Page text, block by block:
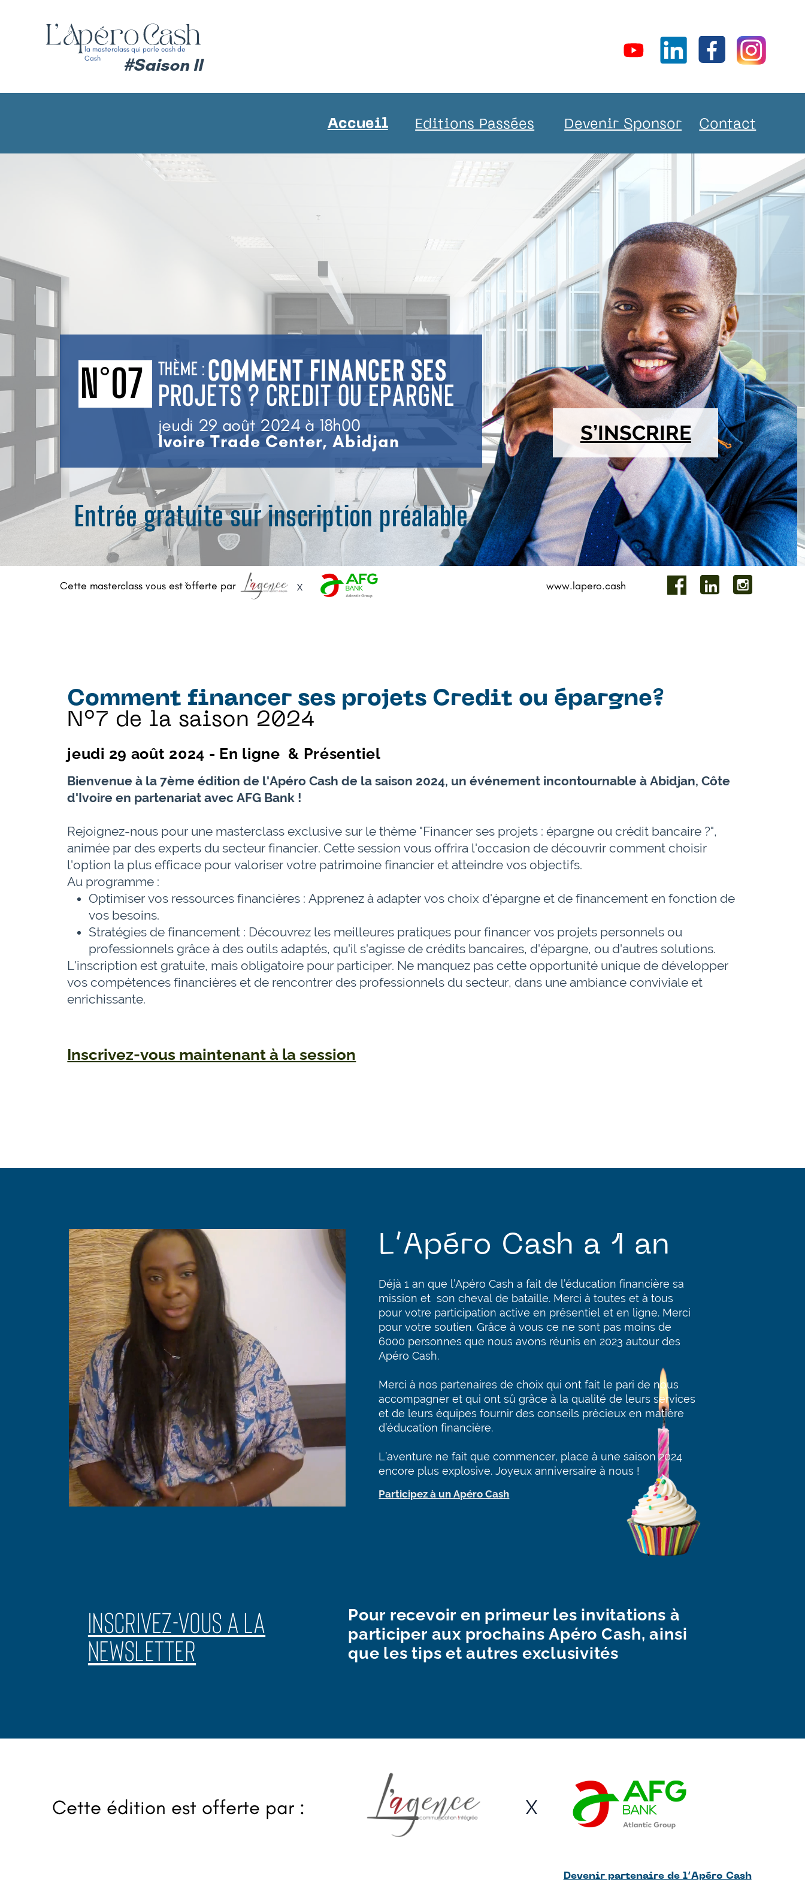
la masterclass qui parle cash de
Cash
#Saison II
Accueil Editions Passées Devenir Sponsor Contact
S’INSCRIRE
N°07 Comment financer ses
Thème :
Projets ? Credit ou epargne
jeudi 29 août 2024 à 18h00
Ivoire Trade Center, Abidjan
Entrée gratuite sur inscription préalable
Cette masterclass vous est offerte par www.lapero.cash
Comment financer ses projets Credit ou épargne?
N°7 de la saison 2024
jeudi 29 août 2024 - En ligne & Présentiel​
Bienvenue à la 7ème édition de l'Apéro Cash de la saison 2024, un événement incontournable à Abidjan, Côte ​
d'Ivoire en partenariat avec AFG Bank !
Rejoignez-nous pour une masterclass exclusive sur le thème "Financer ses projets : épargne ou crédit bancaire ?", ​
animée par des experts du secteur financier. Cette session vous offrira l'occasion de découvrir comment choisir ​
l'option la plus efficace pour valoriser votre patrimoine financier et atteindre vos objectifs.
Au programme :
Optimiser vos ressources financières : Apprenez à adapter vos choix d'épargne et de financement en fonction de ​
vos besoins.
Stratégies de financement : Découvrez les meilleures pratiques pour financer vos projets personnels ou ​
professionnels grâce à des outils adaptés, qu'il s'agisse de crédits bancaires, d'épargne, ou d'autres solutions.
L'inscription est gratuite, mais obligatoire pour participer. Ne manquez pas cette opportunité unique de développer ​
vos compétences financières et de rencontrer des professionnels du secteur, dans une ambiance conviviale et ​
enrichissante.
Inscrivez-vous maintenant à la session
L’Apéro Cash a 1 an
Déjà 1 an que l’Apéro Cash a fait de l’éducation financière sa
mission et son cheval de bataille. Merci à toutes et à tous
pour votre participation active en présentiel et en ligne. Merci
pour votre soutien. Grâce à vous ce ne sont pas moins de
6000 personnes que nous avons réunis en 2023 autour des
Apéro Cash.
Merci à nos partenaires de choix qui ont fait le pari de nous
accompagner et qui ont sû grâce à la qualité de leurs services
et de leurs équipes fournir des conseils précieux en matière
d’éducation financière.
L’aventure ne fait que commencer, place à une saison 2024
encore plus explosive. Joyeux anniversaire à nous !
Participez à un Apéro Cash
INSCRIVEZ-VOUS A LA
NEWSLETTER
Pour recevoir en primeur les invitations à
participer aux prochains Apéro Cash, ainsi
que les tips et autres exclusivités
Cette édition est offerte par :
Devenir partenaire de l’Apéro Cash